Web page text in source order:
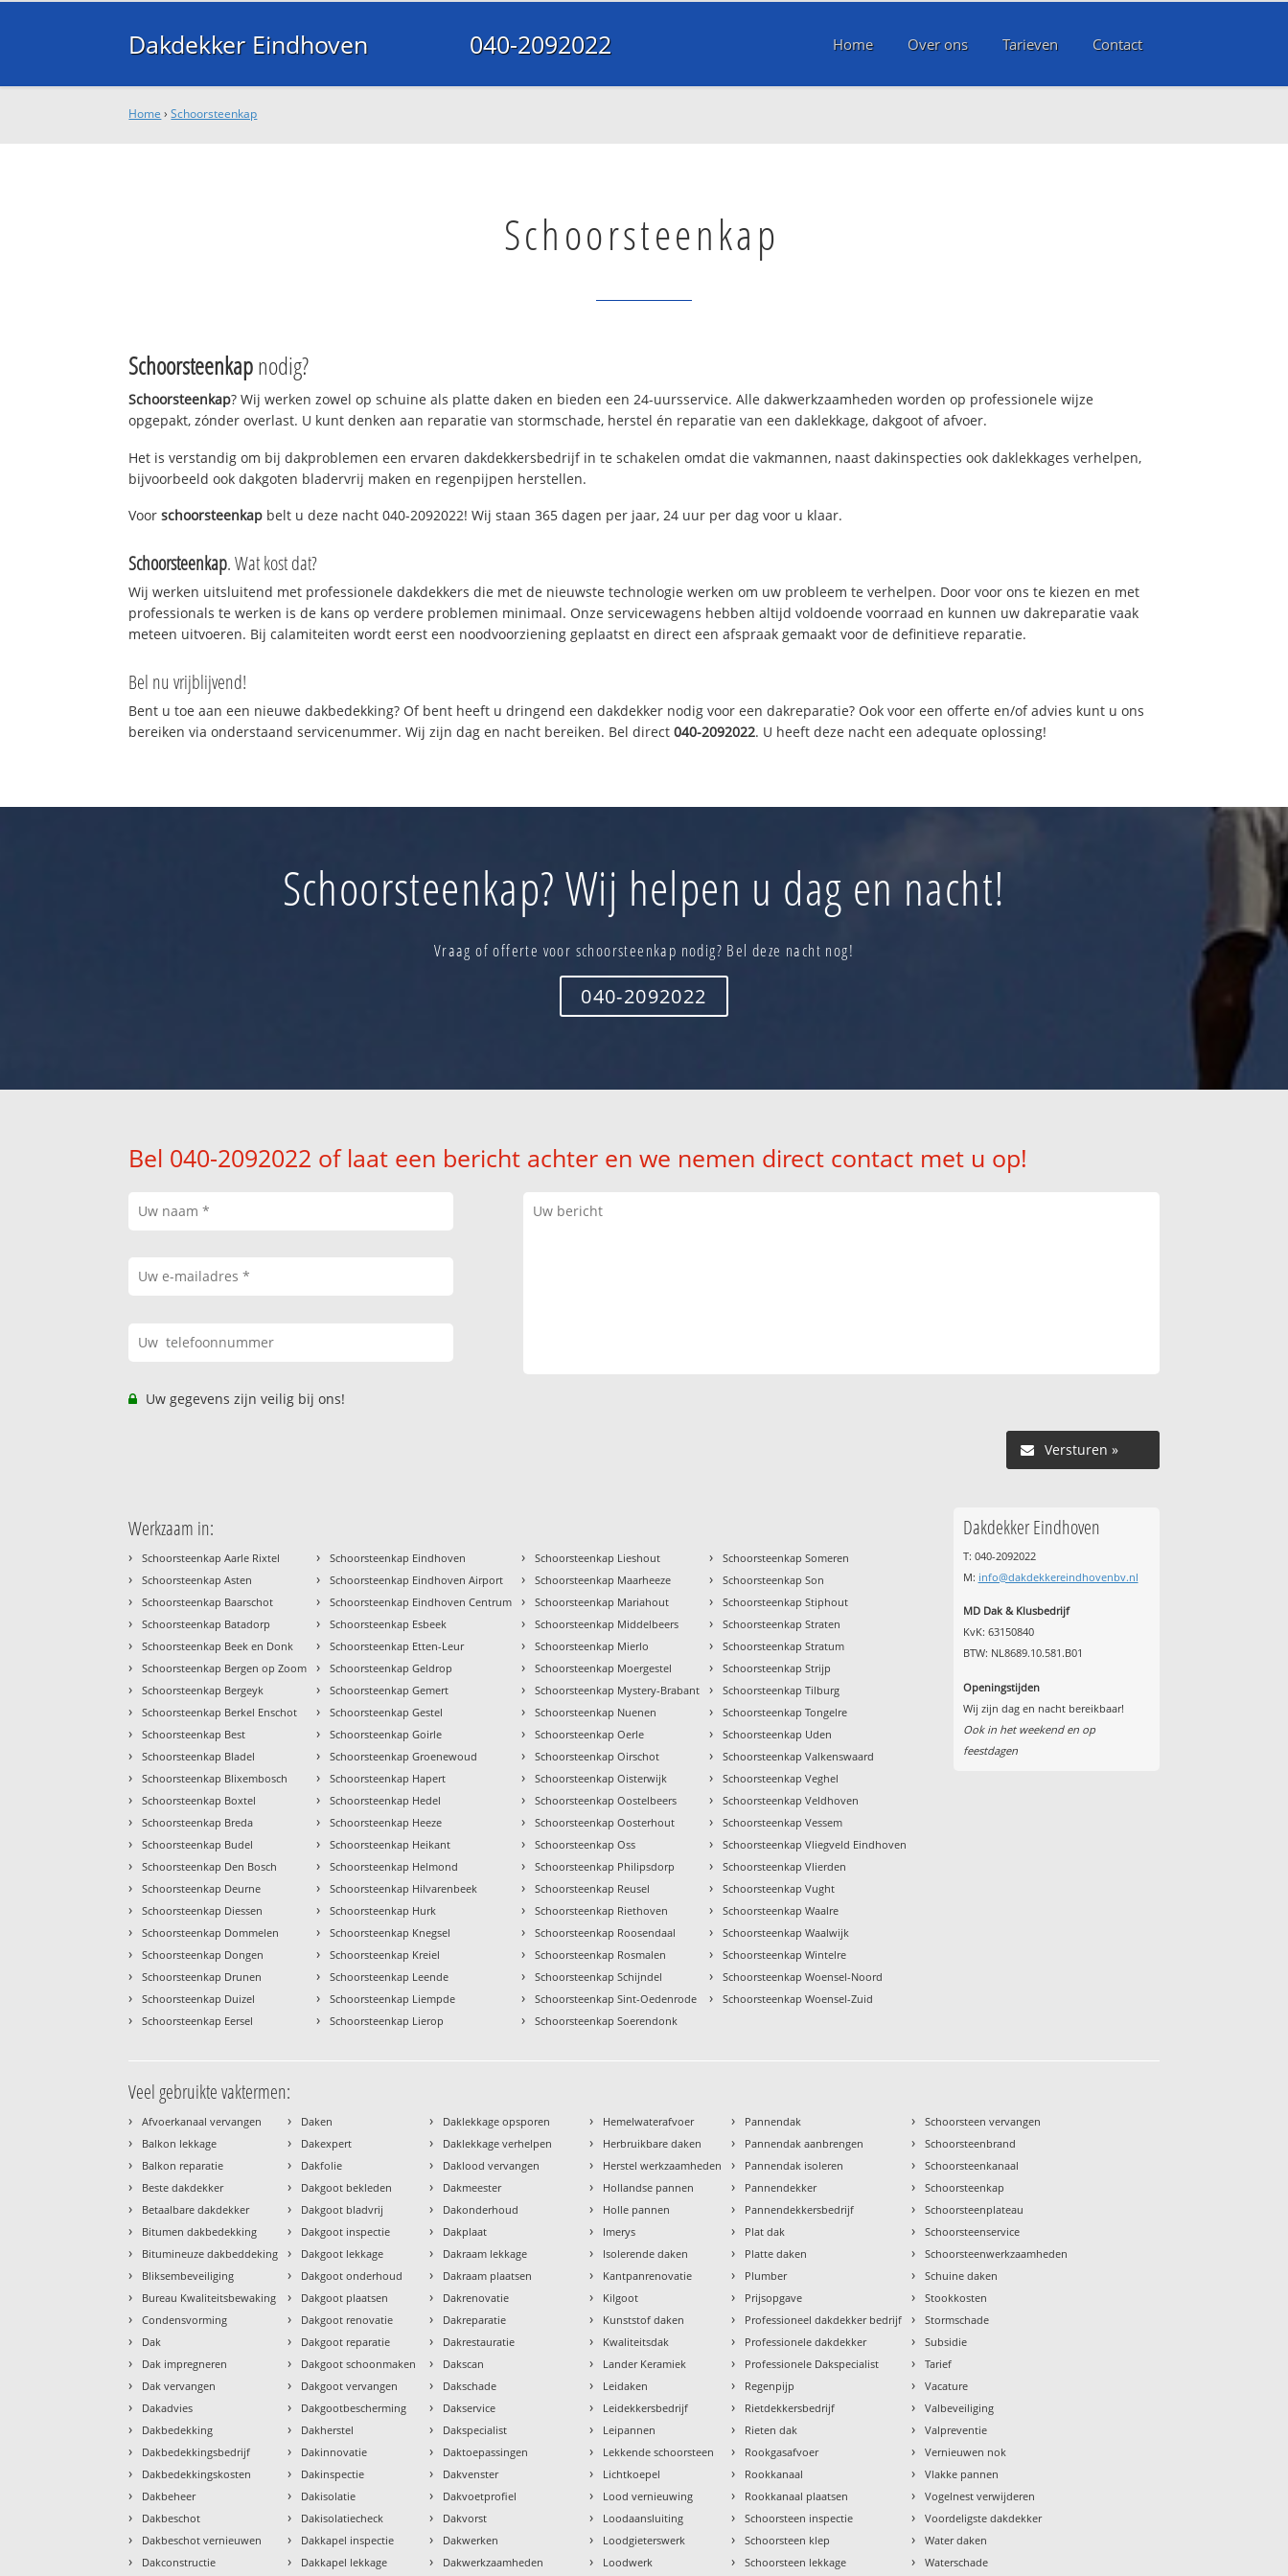
Dakdekker Eindhoven 040-2092022 Home Over ons Tarieven Contact
Home ›Schoorsteenkap
Schoorsteenkap
Schoorsteenkapnodig?
Schoorsteenkap? Wij werken zowel op schuine als platte daken en bieden een 24-uursservice. Alle dakwerkzaamheden worden op professionele wijze
opgepakt, zónder overlast. U kunt denken aan reparatie van stormschade, herstel én reparatie van een daklekkage, dakgoot of afvoer.
Het is verstandig om bij dakproblemen een ervaren dakdekkersbedrijf in te schakelen omdat die vakmannen, naast dakinspecties ook daklekkages verhelpen,
bijvoorbeeld ook dakgoten bladervrij maken en regenpijpen herstellen.
Voorschoorsteenkap belt u deze nacht 040-2092022! Wij staan 365 dagen per jaar, 24 uur per dag voor u klaar.
Schoorsteenkap. Wat kost dat?
Wij werken uitsluitend met professionele dakdekkers die met de nieuwste technologie werken om uw probleem te verhelpen. Door voor ons te kiezen en met
professionals te werken is de kans op verdere problemen minimaal. Onze servicewagens hebben altijd voldoende voorraad en kunnen uw dakreparatie vaak
meteen uitvoeren. Bij calamiteiten wordt eerst een noodvoorziening geplaatst en direct een afspraak gemaakt voor de definitieve reparatie.
Bel nu vrijblijvend!
Bent u toe aan een nieuwe dakbedekking? Of bent heeft u dringend een dakdekker nodig voor een dakreparatie? Ook voor een offerte en/of advies kunt u ons
bereiken via onderstaand servicenummer. Wij zijn dag en nacht bereiken. Bel direct040-2092022. U heeft deze nacht een adequate oplossing!
Schoorsteenkap? Wij helpen u dag en nacht!
Vraag of offerte voor schoorsteenkap nodig? Bel deze nacht nog!
040-2092022
Bel 040-2092022 of laat een bericht achter en we nemen direct contact met u op!
Uw gegevens zijn veilig bij ons!
Versturen »
Werkzaam in:
› Schoorsteenkap Aarle Rixtel
› Schoorsteenkap Asten
› Schoorsteenkap Baarschot
› Schoorsteenkap Batadorp
› Schoorsteenkap Beek en Donk
› Schoorsteenkap Bergen op Zoom
› Schoorsteenkap Bergeyk
› Schoorsteenkap Berkel Enschot
› Schoorsteenkap Best
› Schoorsteenkap Bladel
› Schoorsteenkap Blixembosch
› Schoorsteenkap Boxtel
› Schoorsteenkap Breda
› Schoorsteenkap Budel
› Schoorsteenkap Den Bosch
› Schoorsteenkap Deurne
› Schoorsteenkap Diessen
› Schoorsteenkap Dommelen
› Schoorsteenkap Dongen
› Schoorsteenkap Drunen
› Schoorsteenkap Duizel
› Schoorsteenkap Eersel
› Schoorsteenkap Eindhoven
› Schoorsteenkap Eindhoven Airport
› Schoorsteenkap Eindhoven Centrum
› Schoorsteenkap Esbeek
› Schoorsteenkap Etten-Leur
› Schoorsteenkap Geldrop
› Schoorsteenkap Gemert
› Schoorsteenkap Gestel
› Schoorsteenkap Goirle
› Schoorsteenkap Groenewoud
› Schoorsteenkap Hapert
› Schoorsteenkap Hedel
› Schoorsteenkap Heeze
› Schoorsteenkap Heikant
› Schoorsteenkap Helmond
› Schoorsteenkap Hilvarenbeek
› Schoorsteenkap Hurk
› Schoorsteenkap Knegsel
› Schoorsteenkap Kreiel
› Schoorsteenkap Leende
› Schoorsteenkap Liempde
› Schoorsteenkap Lierop
› Schoorsteenkap Lieshout
› Schoorsteenkap Maarheeze
› Schoorsteenkap Mariahout
› Schoorsteenkap Middelbeers
› Schoorsteenkap Mierlo
› Schoorsteenkap Moergestel
› Schoorsteenkap Mystery-Brabant
› Schoorsteenkap Nuenen
› Schoorsteenkap Oerle
› Schoorsteenkap Oirschot
› Schoorsteenkap Oisterwijk
› Schoorsteenkap Oostelbeers
› Schoorsteenkap Oosterhout
› Schoorsteenkap Oss
› Schoorsteenkap Philipsdorp
› Schoorsteenkap Reusel
› Schoorsteenkap Riethoven
› Schoorsteenkap Roosendaal
› Schoorsteenkap Rosmalen
› Schoorsteenkap Schijndel
› Schoorsteenkap Sint-Oedenrode
› Schoorsteenkap Soerendonk
› Schoorsteenkap Someren
› Schoorsteenkap Son
› Schoorsteenkap Stiphout
› Schoorsteenkap Straten
› Schoorsteenkap Stratum
› Schoorsteenkap Strijp
› Schoorsteenkap Tilburg
› Schoorsteenkap Tongelre
› Schoorsteenkap Uden
› Schoorsteenkap Valkenswaard
› Schoorsteenkap Veghel
› Schoorsteenkap Veldhoven
› Schoorsteenkap Vessem
› Schoorsteenkap Vliegveld Eindhoven
› Schoorsteenkap Vlierden
› Schoorsteenkap Vught
› Schoorsteenkap Waalre
› Schoorsteenkap Waalwijk
› Schoorsteenkap Wintelre
› Schoorsteenkap Woensel-Noord
› Schoorsteenkap Woensel-Zuid
Dakdekker Eindhoven
T: 040-2092022
M: info@dakdekkereindhovenbv.nl
MD Dak & Klusbedrijf
KvK: 63150840
BTW: NL8689.10.581.B01
Openingstijden
Wij zijn dag en nacht bereikbaar!
Ook in het weekend en op
feestdagen
Veel gebruikte vaktermen:
› Afvoerkanaal vervangen
› Balkon lekkage
› Balkon reparatie
› Beste dakdekker
› Betaalbare dakdekker
› Bitumen dakbedekking
› Bitumineuze dakbeddeking
› Bliksembeveiliging
› Bureau Kwaliteitsbewaking
› Condensvorming
› Dak
› Dak impregneren
› Dak vervangen
› Dakadvies
› Dakbedekking
› Dakbedekkingsbedrijf
› Dakbedekkingskosten
› Dakbeheer
› Dakbeschot
› Dakbeschot vernieuwen
› Dakconstructie
› Daken
› Dakexpert
› Dakfolie
› Dakgoot bekleden
› Dakgoot bladvrij
› Dakgoot inspectie
› Dakgoot lekkage
› Dakgoot onderhoud
› Dakgoot plaatsen
› Dakgoot renovatie
› Dakgoot reparatie
› Dakgoot schoonmaken
› Dakgoot vervangen
› Dakgootbescherming
› Dakherstel
› Dakinnovatie
› Dakinspectie
› Dakisolatie
› Dakisolatiecheck
› Dakkapel inspectie
› Dakkapel lekkage
› Daklekkage opsporen
› Daklekkage verhelpen
› Daklood vervangen
› Dakmeester
› Dakonderhoud
› Dakplaat
› Dakraam lekkage
› Dakraam plaatsen
› Dakrenovatie
› Dakreparatie
› Dakrestauratie
› Dakscan
› Dakschade
› Dakservice
› Dakspecialist
› Daktoepassingen
› Dakvenster
› Dakvoetprofiel
› Dakvorst
› Dakwerken
› Dakwerkzaamheden
› Hemelwaterafvoer
› Herbruikbare daken
› Herstel werkzaamheden
› Hollandse pannen
› Holle pannen
› Imerys
› Isolerende daken
› Kantpanrenovatie
› Kilgoot
› Kunststof daken
› Kwaliteitsdak
› Lander Keramiek
› Leidaken
› Leidekkersbedrijf
› Leipannen
› Lekkende schoorsteen
› Lichtkoepel
› Lood vernieuwing
› Loodaansluiting
› Loodgieterswerk
› Loodwerk
› Pannendak
› Pannendak aanbrengen
› Pannendak isoleren
› Pannendekker
› Pannendekkersbedrijf
› Plat dak
› Platte daken
› Plumber
› Prijsopgave
› Professioneel dakdekker bedrijf
› Professionele dakdekker
› Professionele Dakspecialist
› Regenpijp
› Rietdekkersbedrijf
› Rieten dak
› Rookgasafvoer
› Rookkanaal
› Rookkanaal plaatsen
› Schoorsteen inspectie
› Schoorsteen klep
› Schoorsteen lekkage
› Schoorsteen vervangen
› Schoorsteenbrand
› Schoorsteenkanaal
› Schoorsteenkap
› Schoorsteenplateau
› Schoorsteenservice
› Schoorsteenwerkzaamheden
› Schuine daken
› Stookkosten
› Stormschade
› Subsidie
› Tarief
› Vacature
› Valbeveiliging
› Valpreventie
› Vernieuwen nok
› Vlakke pannen
› Vogelnest verwijderen
› Voordeligste dakdekker
› Water daken
› Waterschade